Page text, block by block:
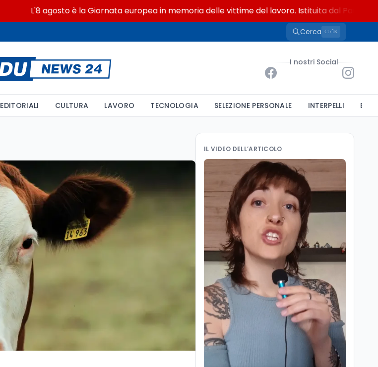
L'8 agosto è la Giornata europea in memoria delle vittime del lavoro. Istituita dal Parlamento di
Cerca CtrlK
I nostri Social
EDITORIALI CULTURA LAVORO TECNOLOGIA SELEZIONE PERSONALE INTERPELLI
IL VIDEO DELL’ARTICOLO
8 ago
Riforma del calcio, si
insedia il comitato
ristretto al Senato. La